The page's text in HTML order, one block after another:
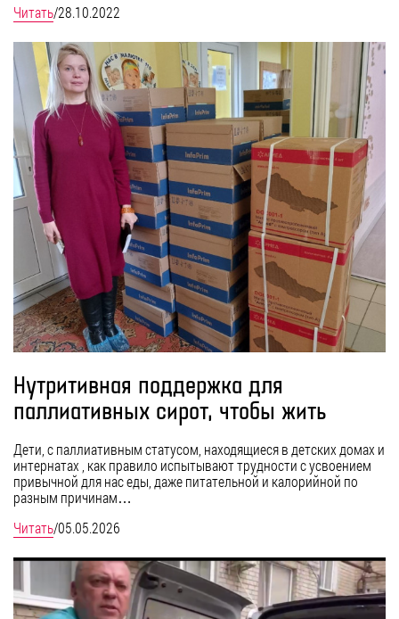
Читать/28.10.2022
Нутритивная поддержка для
паллиативных сирот, чтобы жить
Дети, с паллиативным статусом, находящиеся в детских домах и
интернатах , как правило испытывают трудности с усвоением
привычной для нас еды, даже питательной и калорийной по
разным причинам…
Читать/05.05.2026